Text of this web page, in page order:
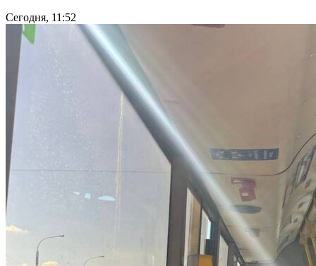
Сегодня, 11:52